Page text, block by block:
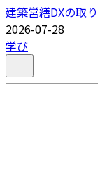
建築営繕DXの取
2026-07-28
学び